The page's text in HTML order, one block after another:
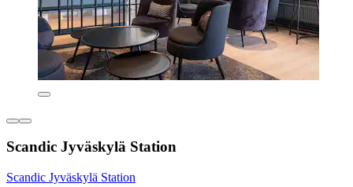
Scandic Jyväskylä Station
Scandic Jyväskylä Station